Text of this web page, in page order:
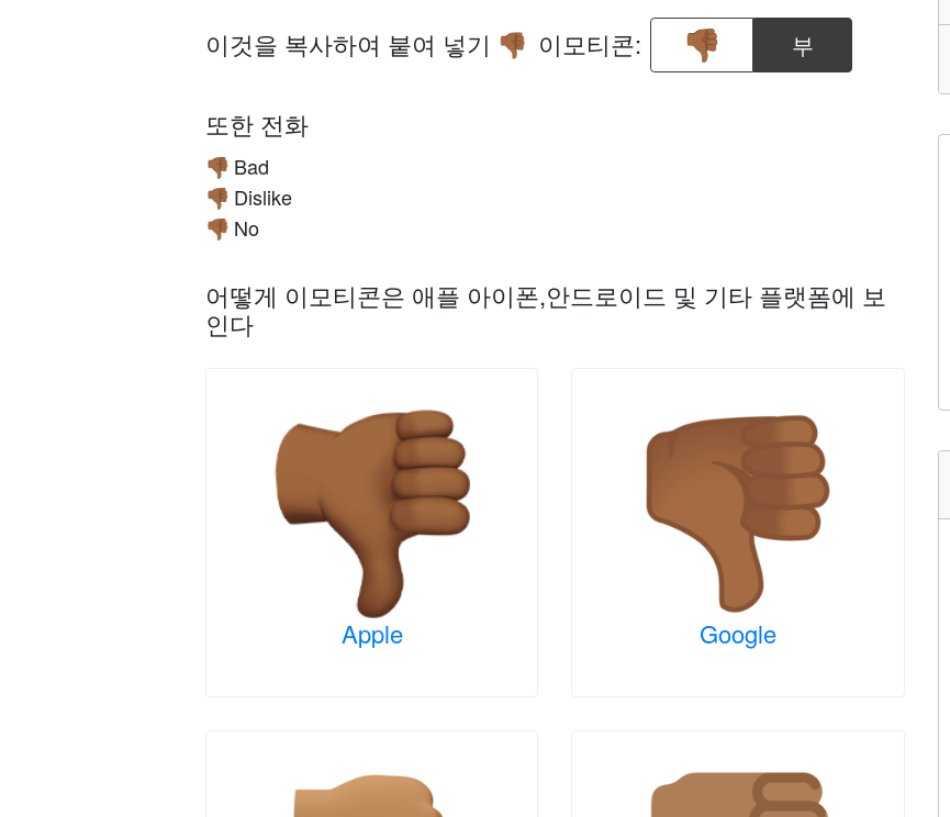
이것을 복사하여 붙여 넣기 👎🏾 이모티콘: 부
또한 전화
👎🏾 Bad
👎🏾 Dislike
👎🏾 No
어떻게 이모티콘은 애플 아이폰,안드로이드 및 기타 플랫폼에 보
인다
Apple Google